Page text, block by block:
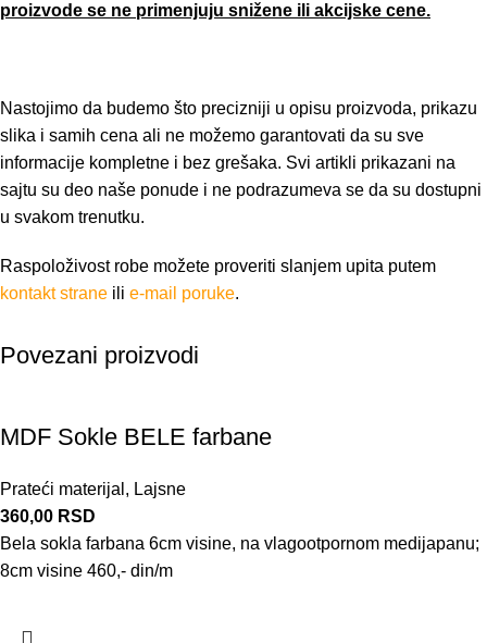
proizvode se ne primenjuju snižene ili akcijske cene.
Nastojimo da budemo što precizniji u opisu proizvoda, prikazu
slika i samih cena ali ne možemo garantovati da su sve
informacije kompletne i bez grešaka. Svi artikli prikazani na
sajtu su deo naše ponude i ne podrazumeva se da su dostupni
u svakom trenutku.
Raspoloživost robe možete proveriti slanjem upita putem
kontakt strane ili e-mail poruke.
Povezani proizvodi
MDF Sokle BELE farbane
Prateći materijal , Lajsne
360,00 RSD
Bela sokla farbana 6cm visine, na vlagootpornom medijapanu;
8cm visine 460,- din/m